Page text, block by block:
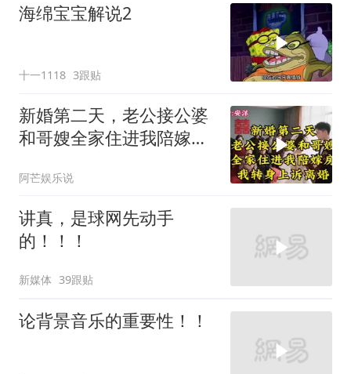
海绵宝宝解说2
十一1118 3跟贴
新婚第二天，老公接公婆
和哥嫂全家住进我陪嫁房
阿芒娱乐说
讲真，是球网先动手
的！！！
新媒体 39跟贴
论背景音乐的重要性！！